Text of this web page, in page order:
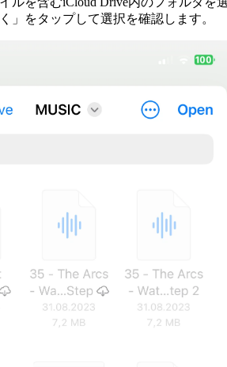
」をタップして選択を確認します。